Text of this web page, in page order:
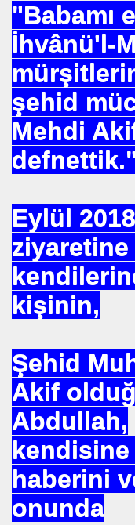
"Babamı
İhvânü'l-
şehid
Mehdi
Eylül
kişinin,
Şehid
Akif
Abdullah,
haberini
onunda
MESALARININ
KARIŞIMI
Yola Çıkan
Makinası
MÜSLÜMAN
HOROZ TILKI